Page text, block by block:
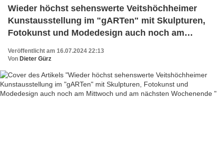
Wieder höchst sehenswerte Veitshöchheimer
Kunstausstellung im "gARTen" mit Skulpturen,
Fotokunst und Modedesign auch noch am
Veröffentlicht am 16.07.2024 22:13
Von Dieter Gürz